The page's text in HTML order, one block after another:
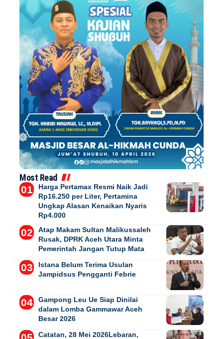
Most Read
Harga Pertamax Resmi Naik Jadi
Rp16.250 per Liter, Pertamina
Ungkap Alasan Kenaikan Nyaris
Rp4.000
Atap Makam Sultan Malikussaleh
Rusak, DPRK Aceh Utara Minta
Pemerintah Jangan Tutup Mata
Istana Belum Terima Usulan
Jampidsus Pengganti Febrie
Gampong Leu Ue Siap Dinilai
dalam Lomba Gammawar Aceh
Besar 2026
Catatan, 28 Mei 2026Lebaran,